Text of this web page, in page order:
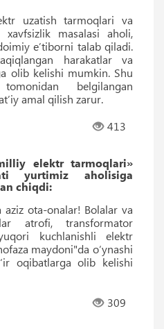
uzatish tarmoqlari va
xavfsizlik masalasi aholi,
e’tiborni talab qiladi.
harakatlar va
olib kelishi mumkin. Shu
belgilangan
amal qilish zarur.
413
elektr tarmoqlari»
yurtimiz aholisiga
chiqdi:
ota-onalar! Bolalar va
atrofi, transformator
kuchlanishli elektr
maydoni"da o‘ynashi
oqibatlarga olib kelishi
309